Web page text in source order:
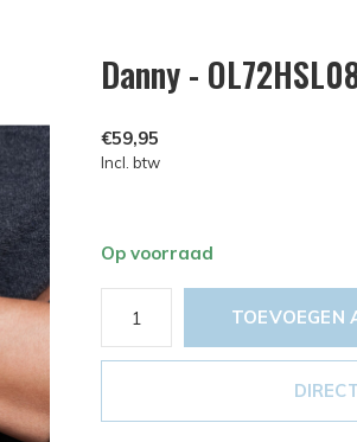
Danny -
€59,95
Incl. btw
Op voorraad
TOEVOEGEN